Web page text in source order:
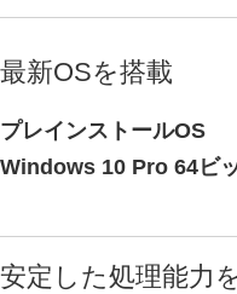
最新OSを搭載
プレインストールOS
Windows 10 Pro 64ビ
安定した処理能力